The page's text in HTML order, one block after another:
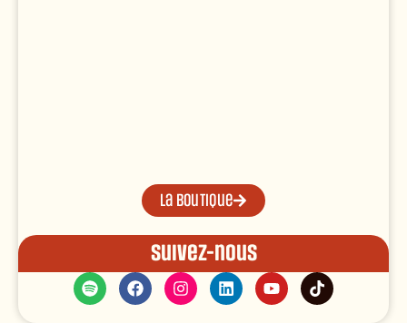
La boutique
Suivez-nous